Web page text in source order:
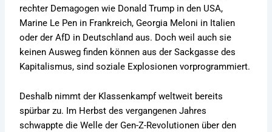
rechter Demagogen wie Donald Trump in den USA,
Marine Le Pen in Frankreich, Georgia Meloni in Italien
oder der AfD in Deutschland aus. Doch weil auch sie
keinen Ausweg finden können aus der Sackgasse des
Kapitalismus, sind soziale Explosionen vorprogrammiert.
Deshalb nimmt der Klassenkampf weltweit bereits
spürbar zu. Im Herbst des vergangenen Jahres
schwappte die Welle der Gen-Z-Revolutionen über den